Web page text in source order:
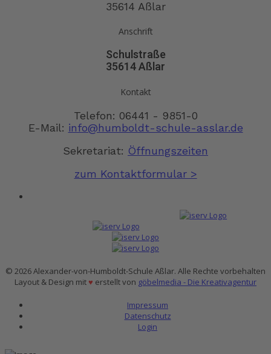
35614 Aßlar
Anschrift
Schulstraße
35614 Aßlar
Kontakt
Telefon: 06441 - 9851-0
E-Mail: info@humboldt-schule-asslar.de
Sekretariat: Öffnungszeiten
zum Kontaktformular >
© 2026 Alexander-von-Humboldt-Schule Aßlar. Alle Rechte vorbehalten
Layout & Design mit♥ erstellt von göbelmedia - Die Kreativagentur
Impressum
Datenschutz
Login